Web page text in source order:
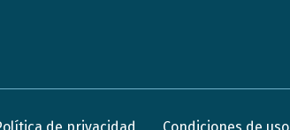
de privacidad Condiciones de uso